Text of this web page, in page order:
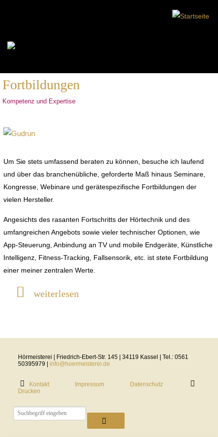
Fortbildungen
Kompetenz und Expertise
Um Sie stets umfassend beraten zu können, besuche ich laufend
und über das branchenübliche, geforderte Maß hinaus Seminare,
Kongresse, Webinare und gerätespezifische Fortbildungen der
vielen Hersteller.
Angesichts des rasanten Fortschritts der Hörtechnik und des
umfangreichen Angebots sowie vieler technischer Optionen, wie
App-Steuerung, Anbindung an TV und mobile Endgeräte, Künstliche
Intelligenz, Fitness-Tracking, Fallsensorik, etc. ist stete Fortbildung
einer meiner zentralen Werte.
weiterlesen
Hörmeisterei | Friedrich-Ebert-Str. 145 | 34119 Kassel | Tel.: 0561
50395979 |info@hoermeisterei.de
Kontakt Impressum
Datenschutz
Drucken